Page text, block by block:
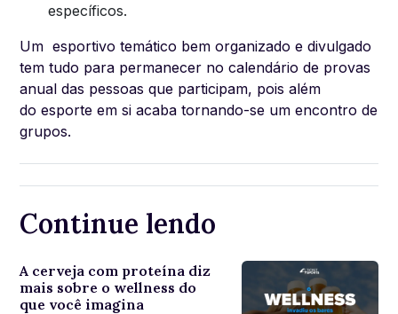
específicos.
Um esportivo temático bem organizado e divulgado
tem tudo para permanecer no calendário de provas
anual das pessoas que participam, pois além
do esporte em si acaba tornando-se um encontro de
grupos.
Continue lendo
A cerveja com proteína diz
mais sobre o wellness do
que você imagina